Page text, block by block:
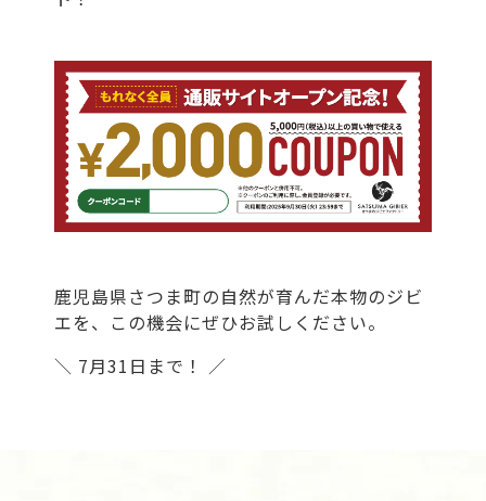
鹿児島県さつま町の自然が育んだ本物のジビ
エを、この機会にぜひお試しください。
＼ 7月31日まで！ ／